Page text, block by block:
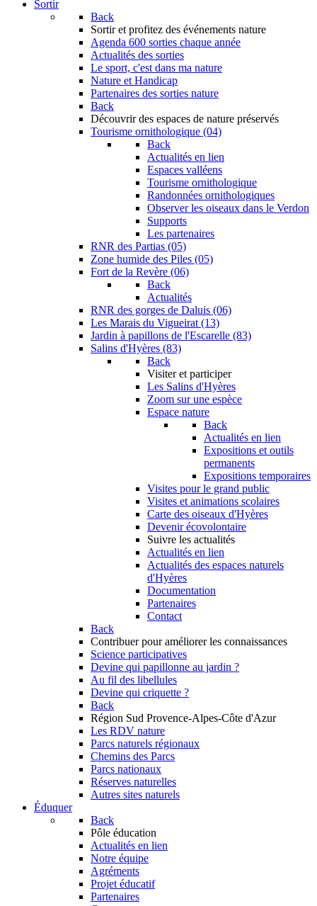
Sortir
Back
Sortir et profitez des événements nature
Agenda 600 sorties chaque année
Actualités des sorties
Le sport, c'est dans ma nature
Nature et Handicap
Partenaires des sorties nature
Back
Découvrir des espaces de nature préservés
Tourisme ornithologique (04)
Back
Actualités en lien
Espaces valléens
Tourisme ornithologique
Randonnées ornithologiques
Observer les oiseaux dans le Verdon
Supports
Les partenaires
RNR des Partias (05)
Zone humide des Piles (05)
Fort de la Revère (06)
Back
Actualités
RNR des gorges de Daluis (06)
Les Marais du Vigueirat (13)
Jardin à papillons de l'Escarelle (83)
Salins d'Hyères (83)
Back
Visiter et participer
Les Salins d'Hyères
Zoom sur une espèce
Espace nature
Back
Actualités en lien
Expositions et outils
permanents
Expositions temporaires
Visites pour le grand public
Visites et animations scolaires
Carte des oiseaux d'Hyères
Devenir écovolontaire
Suivre les actualités
Actualités en lien
Actualités des espaces naturels
d'Hyères
Documentation
Partenaires
Contact
Back
Contribuer pour améliorer les connaissances
Science participatives
Devine qui papillonne au jardin ?
Au fil des libellules
Devine qui criquette ?
Back
Région Sud Provence-Alpes-Côte d'Azur
Les RDV nature
Parcs naturels régionaux
Chemins des Parcs
Parcs nationaux
Réserves naturelles
Autres sites naturels
Éduquer
Back
Pôle éducation
Actualités en lien
Notre équipe
Agréments
Projet éducatif
Partenaires